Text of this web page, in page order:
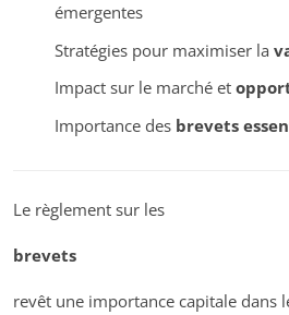
émergentes
Stratégies pour maximiser la
Impact sur le marché et
Importance des brevets
Le règlement sur les
brevets
revêt une importance capitale dans